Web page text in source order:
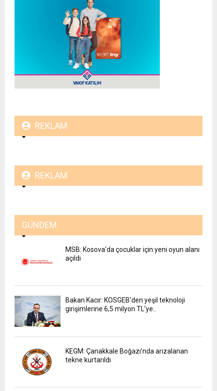
REKLAM
REKLAM
GÜNDEM
MSB: Kosova’da çocuklar için yeni oyun alanı
açıldı
Bakan Kacır: KOSGEB’den yeşil teknoloji
girişimlerine 6,5 milyon TL’ye..
KEGM: Çanakkale Boğazı’nda arızalanan
tekne kurtarıldı